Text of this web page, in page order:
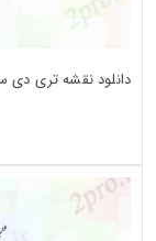
دانلود نقشه تری دی